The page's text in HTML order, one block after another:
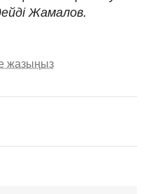
Жамалов.
жазыңыз